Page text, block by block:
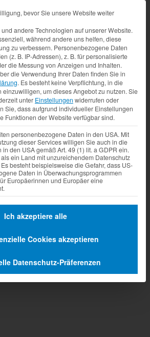
bevor Sie unsere Website weiter
andere Technologien auf unserer Website.
während andere uns helfen, diese
zu verbessern. Personenbezogene Daten
(z. B. IP-Adressen), z. B. für personalisierte
die Messung von Anzeigen und Inhalten.
die Verwendung Ihrer Daten finden Sie in
. Es besteht keine Verpflichtung, in die
einzuwilligen, um dieses Angebot zu nutzen. Sie
unter Einstellungen widerrufen oder
Sie, dass aufgrund individueller Einstellungen
Funktionen der Website verfügbar sind.
personenbezogene Daten in den USA. Mit
dieser Services willigen Sie auch in die
den USA gemäß Art. 49 (1) lit. a GDPR ein.
ein Land mit unzureichendem Datenschutz
besteht beispielsweise die Gefahr, dass US-
Daten in Überwachungsprogrammen
Europäerinnen und Europäer eine
Ich akzeptiere alle
Cookies akzeptieren
Datenschutz-Präferenzen